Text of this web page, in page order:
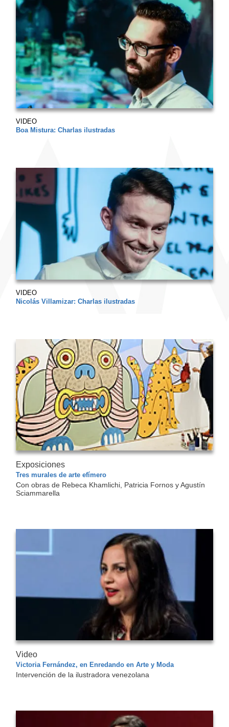
VIDEO
Boa Mistura: Charlas ilustradas
VIDEO
Nicolás Villamizar: Charlas ilustradas
Exposiciones
Tres murales de arte efímero
Con obras de Rebeca Khamlichi, Patricia Fornos y Agustín
Sciammarella
Video
Victoria Fernández, en Enredando en Arte y Moda
Intervención de la ilustradora venezolana